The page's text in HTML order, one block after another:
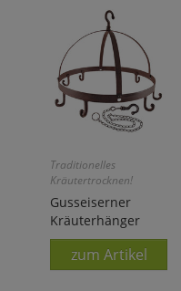
Traditionelles
Kräutertrocknen!
Gusseiserner
Kräuterhänger
zum Artikel